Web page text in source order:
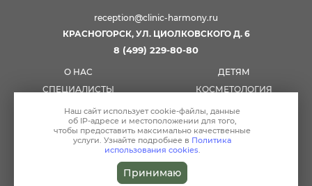
reception@clinic-harmony.ru
КРАСНОГОРСК, УЛ. ЦИОЛКОВСКОГО Д. 6
8 (499) 229-80-80
О НАС
ДЕТЯМ
СПЕЦИАЛИСТЫ
КОСМЕТОЛОГИЯ
ЖИВОЙ ПАР
СТАТЬИ
ПСИХОЛОГИЯ
АНАЛИЗЫ
ЦЕНЫ
Наш сайт используетcookie-файлы, данные
об IP-адресеи местоположении для того,
чтобы предоставить максимально качественные
услуги. Узнайте подробнее в Политика
использования cookies.
Принимаю